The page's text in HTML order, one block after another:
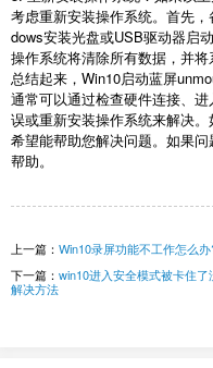
考虑重新安装操作系统。首先
dows安装光盘或USB驱动器启
操作系统将清除所有数据，并将
总结起来，Win10启动蓝屏
通常可以通过检查硬件连接、
误或重新安装操作系统来解决
希望能帮助您解决问题。如果
帮助。
上一篇： Win10录屏功能不工作怎么
下一篇： win10进入安全模式被卡住
解决方法